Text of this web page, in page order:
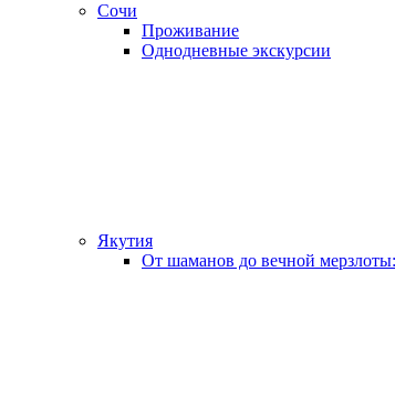
Сочи
Проживание
Однодневные экскурсии
Якутия
От шаманов до вечной